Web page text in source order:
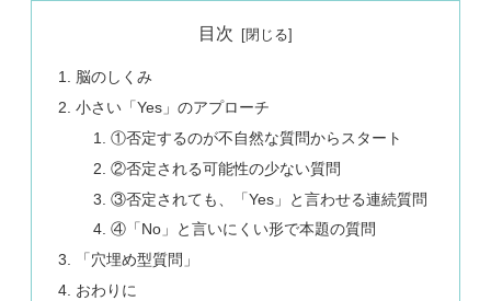
目次
脳のしくみ
小さい「Yes」のアプローチ
①否定するのが不自然な質問からスタート
②否定される可能性の少ない質問
③否定されても、「Yes」と言わせる連続質問
④「No」と言いにくい形で本題の質問
「穴埋め型質問」
おわりに